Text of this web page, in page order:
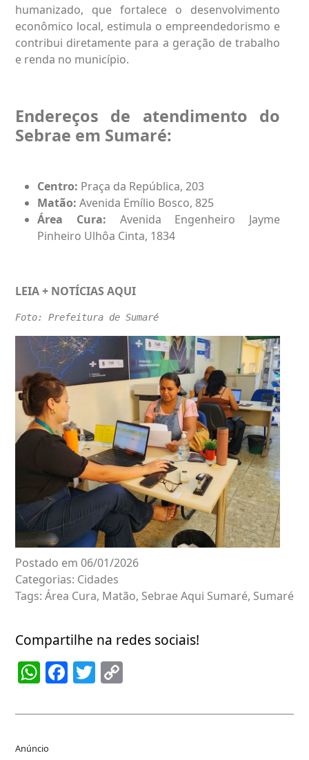
humanizado, que fortalece o desenvolvimento
econômico local, estimula o empreendedorismo e
contribui diretamente para a geração de trabalho
e renda no município.
Endereços de atendimento do
Sebrae em Sumaré:
Centro: Praça da República, 203
Matão: Avenida Emílio Bosco, 825
Área Cura: Avenida Engenheiro Jayme
Pinheiro Ulhôa Cinta, 1834
LEIA + NOTÍCIAS AQUI
Foto: Prefeitura de Sumaré
Postado em 06/01/2026
Categorias: Cidades
Tags: Área Cura, Matão, Sebrae Aqui Sumaré, Sumaré
Compartilhe na redes sociais!
WhatsApp
Facebook
Twitter
Anúncio